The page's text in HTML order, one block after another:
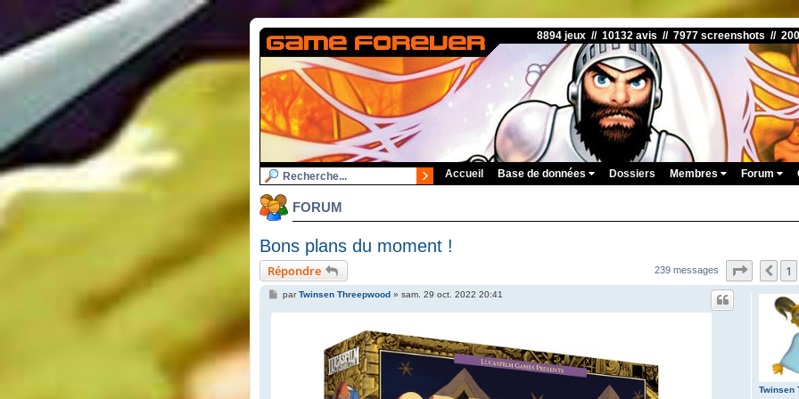
8894 jeux // 10132 avis // 7977 screenshots //
Accueil Base de données Dossiers Membres Forum
FORUM
Bons plans du moment !
Répondre 239 messages Page 161
Twinsen
M
s
parTwinsen Threepwood» sam. 29 oct. 2022 20:41